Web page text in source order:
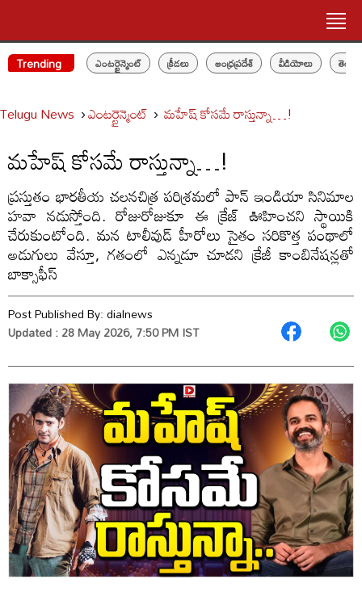
Trending ఎంటర్టైన్మెంట్ క్రీడలు ఆంధ్రప్రదేశ్ వీడియోలు
Telugu News ఎంటర్టైన్మెంట్ మహేష్ కోసమే రాస్తున్నా…!
మహేష్ కోసమే రాస్తున్నా…!
ప్రస్తుతం భారతీయ చలనచిత్ర పరిశ్రమలో పాన్ ఇండియా సినిమాల
హవా నడుస్తోంది. రోజురోజుకూ ఈ క్రేజ్ ఊహించని స్థాయికి
చేరుకుంటోంది. మన టాలీవుడ్ హీరోలు సైతం సరికొత్త పంథాలో
అడుగులు వేస్తూ, గతంలో ఎన్నడూ చూడని క్రేజీ కాంబినేషన్లతో
బాక్సాఫీస్
Post Published By:dialnews
Updated : 28 May 2026, 7:50 PM IST